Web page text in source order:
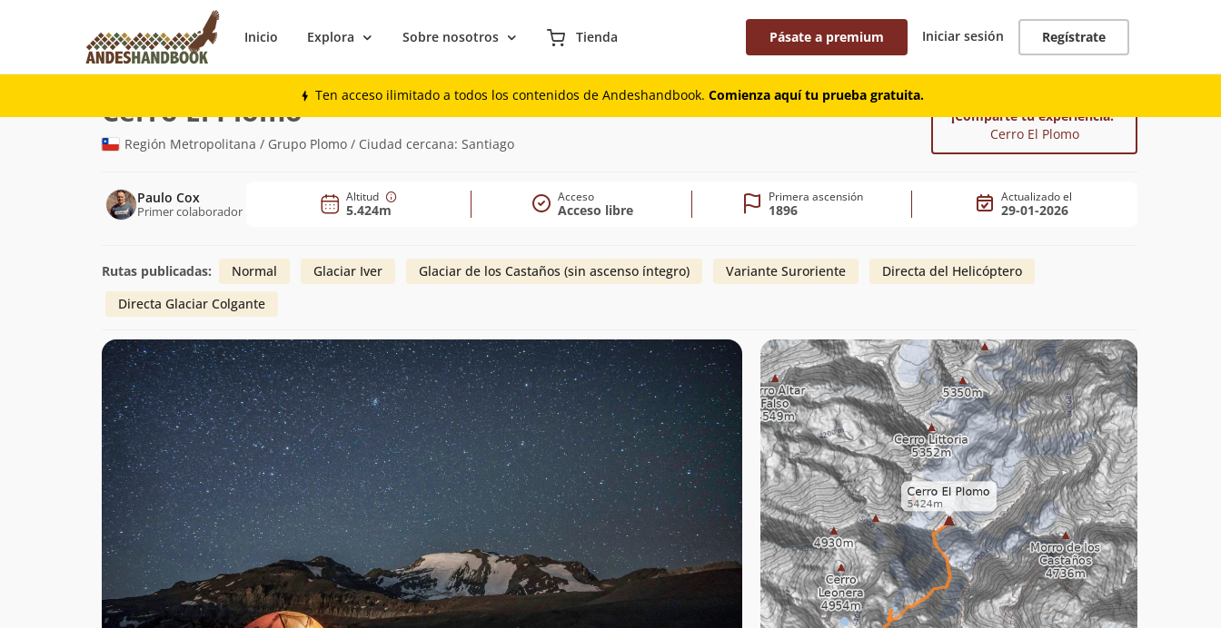
Inicio Explora Sobre nosotros Tienda Pásate a premium Iniciar sesión Regístrate
Ten acceso ilimitado a todos los contenidos de Andeshandbook. Comienza aquí tu prueba gratuita.
Montaña
Cerro El Plomo(5.424m)
Región Metropolitana / Grupo Plomo / Ciudad cercana: Santiago
¡Comparte tu experiencia!
Cerro El Plomo
Paulo Cox
Primer colaborador
Altitud
5.424m
Acceso
Acceso libre
Primera ascensión
1896
Actualizado el
29-01-2026
Rutas publicadas: Normal Glaciar Iver Glaciar de los Castaños (sin ascenso íntegro) Variante Suroriente
Directa del Helicóptero
Directa Glaciar Colgante